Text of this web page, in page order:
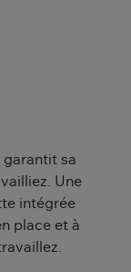
sa
Une
intégrée
place et à